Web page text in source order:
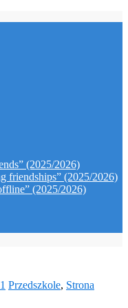
(2025/2026)
friendships” (2025/2026)
(2025/2026)
Przedszkole, Strona